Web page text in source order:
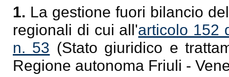
1. La gestione fuori bilancio
regionali di cui all'articolo 152
n. 53 (Stato giuridico e
Regione autonoma Friuli -